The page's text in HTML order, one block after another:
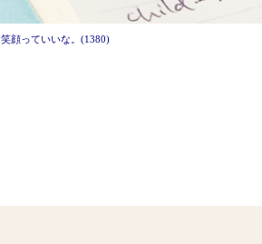
笑顔っていいな。(1380)